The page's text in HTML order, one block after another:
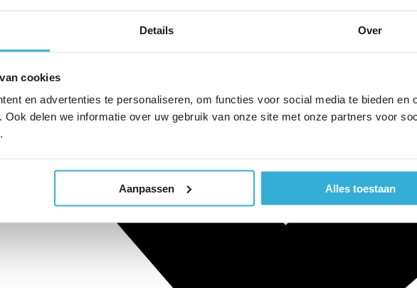
Details Over
cookies
en advertenties te personaliseren, om functies voor social media te bieden en
delen we informatie over uw gebruik van onze site met onze partners voor
Aanpassen Alles toestaan